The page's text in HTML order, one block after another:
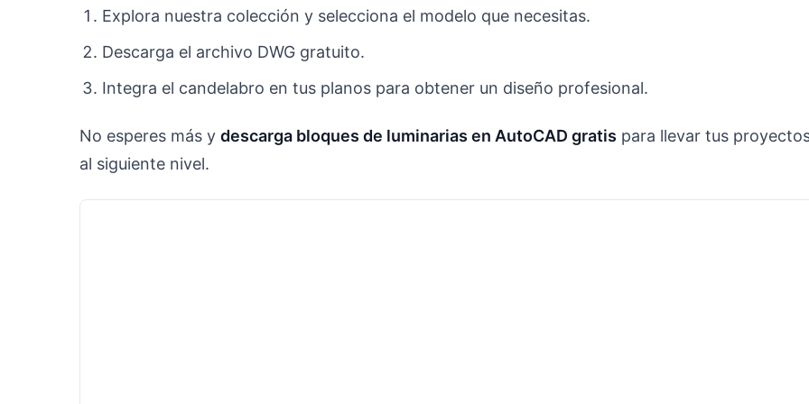
Explora nuestra colección y selecciona el modelo que necesitas.
Descarga el archivo DWG gratuito.
Integra el candelabro en tus planos para obtener un diseño profesional.
No esperes más y descarga bloques de luminarias en AutoCAD gratis para llevar tus
al siguiente nivel.